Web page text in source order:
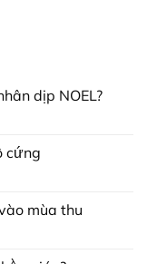
dịp NOEL?
cứng
mùa thu